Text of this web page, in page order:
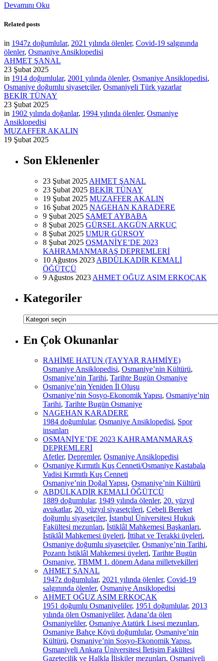
Devamını Oku
Related posts
in 1947z doğumlular, 2021 yılında ölenler, Covid-19 salgınında
ölenler, Osmaniye Ansiklopedisi
AHMET ŞANAL
23 Şubat 2025
in 1914 doğumlular, 2001 yılında ölenler, Osmaniye Ansiklopedisi,
Osmaniye doğumlu siyasetçiler, Osmaniyeli Türk yazarlar
BEKİR TÜNAY
23 Şubat 2025
in 1902 yılında doğanlar, 1994 yılında ölenler, Osmaniye
Ansiklopedisi
MUZAFFER AKALIN
19 Şubat 2025
Son Eklenenler
23 Şubat 2025 AHMET ŞANAL
23 Şubat 2025 BEKİR TÜNAY
19 Şubat 2025 MUZAFFER AKALIN
16 Şubat 2025 NAGEHAN KARADERE
9 Şubat 2025 SAMET AYBABA
8 Şubat 2025 GÜRSEL AKGÜN ARKUÇ
8 Şubat 2025 UMUR GÜRSOY
8 Şubat 2025 OSMANİYE’DE 2023
KAHRAMANMARAŞ DEPREMLERİ
10 Ağustos 2023 ABDÜLKADİR KEMALİ
ÖĞÜTÇÜ
9 Ağustos 2023 AHMET OĞUZ ASIM ERKOÇAK
Kategoriler
Kategoriler
En Çok Okunanlar
RAHİME HATUN (TAYYAR RAHMİYE)
Osmaniye Ansiklopedisi, Osmaniye’nin Kültürü,
Osmaniye’nin Tarihi, Tarihte Bugün Osmaniye
Osmaniye’nin Yeniden İl Oluşu
Osmaniye’nin Sosyo-Ekonomik Yapısı, Osmaniye’nin
Tarihi, Tarihte Bugün Osmaniye
NAGEHAN KARADERE
1984 doğumlular, Osmaniye Ansiklopedisi, Spor
insanları
OSMANİYE’DE 2023 KAHRAMANMARAŞ
DEPREMLERİ
Afetler, Depremler, Osmaniye Ansiklopedisi
Osmaniye Kırmıtlı Kuş Cenneti/Osmaniye Kastabala
Vadisi Kırmıtlı Kuş Cenneti
Osmaniye’nin Doğal Yapısı, Osmaniye’nin Kültürü
ABDÜLKADİR KEMALİ ÖĞÜTÇÜ
1889 doğumlular, 1949 yılında ölenler, 20. yüzyıl
avukatlar, 20. yüzyıl siyasetçileri, Cebeli Bereket
doğumlu siyasetçiler, İstanbul Üniversitesi Hukuk
Fakültesi mezunları, İstiklâl Mahkemesi Başkanları,
İstiklâl Mahkemesi üyeleri, İttihat ve Terakki üyeleri,
Osmaniye doğumlu siyasetçiler, Osmaniye’nin Tarihi,
Pozantı İstiklâl Mahkemesi üyeleri, Tarihte Bugün
Osmaniye, TBMM 1. dönem Adana milletvekilleri
AHMET ŞANAL
1947z doğumlular, 2021 yılında ölenler, Covid-19
salgınında ölenler, Osmaniye Ansiklopedisi
AHMET OĞUZ ASIM ERKOÇAK
1951 doğumlu Osmaniyeliler, 1951 doğumlular, 2013
yılında ölen Osmaniyeliler, Adana’da ölen
Osmaniyeliler, Osmaniye Atatürk Lisesi mezunları,
Osmaniye Bahçe Köyü doğumlular, Osmaniye’nin
Kültürü, Osmaniye’nin Sosyo-Ekonomik Yapısı,
Osmaniyeli Ankara Üniversitesi İletişim Fakültesi
Gazetecilik ve Halkla İlişkiler mezunları, Osmaniyeli